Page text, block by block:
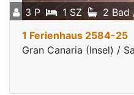
3 P 1 SZ 2 Bad
1 Ferienhaus 2584-25
Gran Canaria (Insel) /